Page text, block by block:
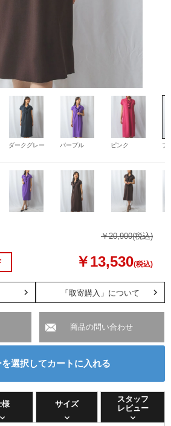
ダークグレー パープル ピンク ブ
￥20,900(税込)
￥13,530(税込)
「取寄購入」について
商品の問い合わせ
選択してカートに入れる
様 サイズ
スタッフ
レビュー